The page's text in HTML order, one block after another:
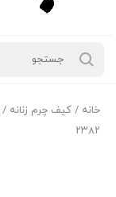
خانه / کیف چرم زنانه /
۲۳۸۲